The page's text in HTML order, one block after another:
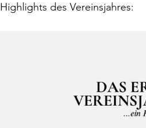
Highlights des Vereinsjahres: